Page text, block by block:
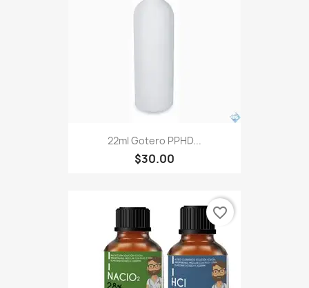
22ml Gotero PPHD...
$30.00
favorite_border